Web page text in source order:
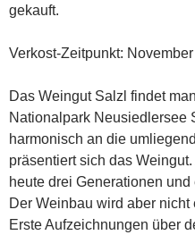
gekauft.
Verkost-Zeitpunkt:
Das Weingut Salzl findet
Nationalpark Neusiedlersee
harmonisch an die
präsentiert sich das
heute drei Generationen
Der Weinbau wird aber
Erste Aufzeichnungen über